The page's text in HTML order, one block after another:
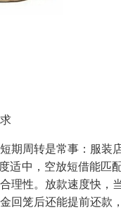
期周转是常事：服
中，空放短借能匹
理性。放款速度快
回笼后还能提前还